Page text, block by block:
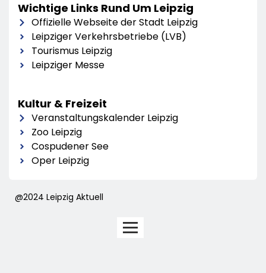
Wichtige Links Rund Um Leipzig
Offizielle Webseite der Stadt Leipzig
Leipziger Verkehrsbetriebe (LVB)
Tourismus Leipzig
Leipziger Messe
Kultur & Freizeit
Veranstaltungskalender Leipzig
Zoo Leipzig
Cospudener See
Oper Leipzig
@2024 Leipzig Aktuell